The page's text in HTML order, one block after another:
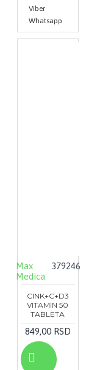
Viber
Whatsapp
Max
Medica
379246
CINK+C+D3
VITAMIN 50
TABLETA
849,00 RSD